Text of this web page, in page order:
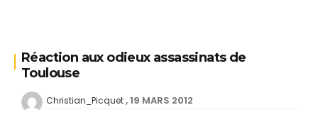
Réaction aux odieux assassinats de
Toulouse
Christian_Picquet 19 MARS 2012